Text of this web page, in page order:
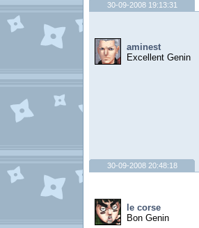
30-09-2008 19:13:31
aminest
Excellent Genin
30-09-2008 20:48:18
le corse
Bon Genin